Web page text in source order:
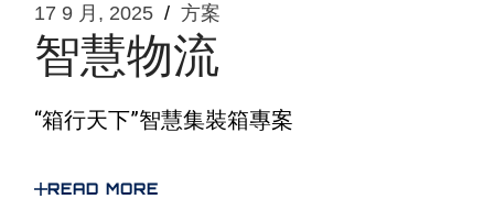
17 9 月, 2025 方案
智慧物流
“箱行天下”智慧集裝箱專案
READ MORE